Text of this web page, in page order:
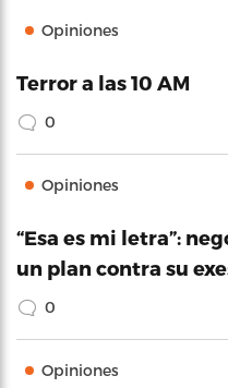
Opiniones
Terror a las 10 AM
0
Opiniones
“Esa es mi letra”:
un plan contra su
0
Opiniones